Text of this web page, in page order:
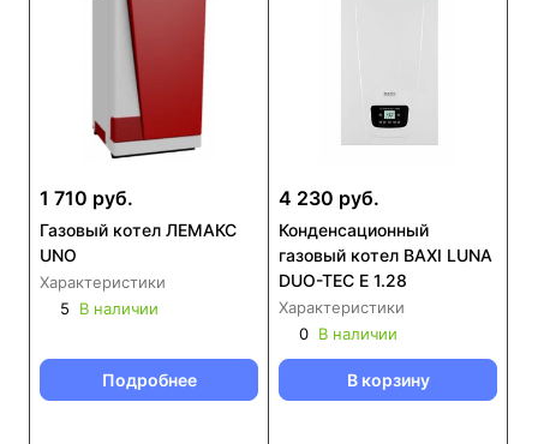
1 710 руб.
Газовый котел ЛЕМАКС
UNO
Характеристики
5
В наличии
Подробнее
4 230 руб.
Конденсационный
газовый котел BAXI LUNA
DUO-TEC E 1.28
Характеристики
0 В наличии
В корзину